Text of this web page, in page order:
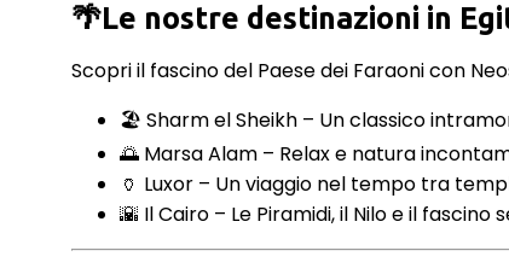
🌴Le nostre destinazioni in
Scopri il fascino del Paese dei Faraoni con
🏖️ Sharm el Sheikh – Un classico
🌅 Marsa Alam – Relax e natura
🏺 Luxor – Un viaggio nel tempo tra
🌇 Il Cairo – Le Piramidi, il Nilo e il